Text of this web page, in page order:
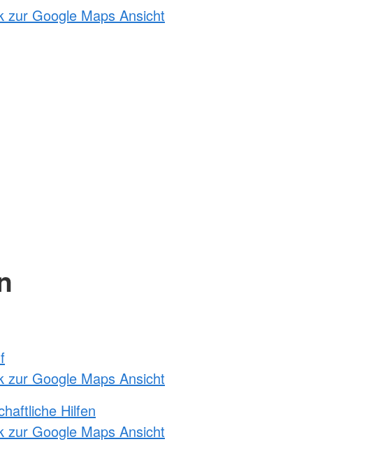
zur Google Maps Ansicht
zur Google Maps Ansicht
Hilfen
zur Google Maps Ansicht